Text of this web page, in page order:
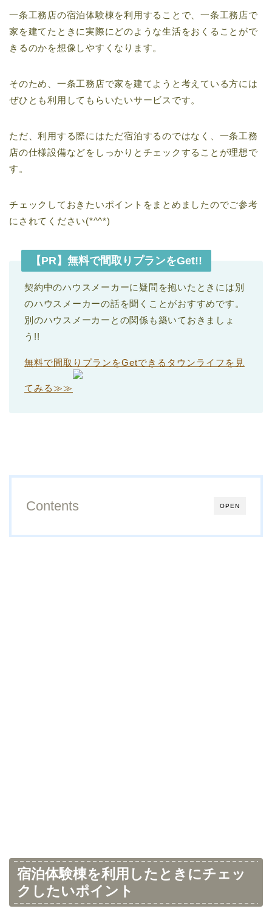
一条工務店の宿泊体験棟を利用することで、一条工務店で
家を建てたときに実際にどのような生活をおくることがで
きるのかを想像しやすくなります。
そのため、一条工務店で家を建てようと考えている方には
ぜひとも利用してもらいたいサービスです。
ただ、利用する際にはただ宿泊するのではなく、一条工務
店の仕様設備などをしっかりとチェックすることが理想で
す。
チェックしておきたいポイントをまとめましたのでご参考
にされてください(*^^*)
【PR】無料で間取りプランをGet!!
契約中のハウスメーカーに疑問を抱いたときには別
のハウスメーカーの話を聞くことがおすすめです。
別のハウスメーカーとの関係も築いておきましょ
う!!
無料で間取りプランをGetできるタウンライフを見
てみる≫≫
OPEN
Contents
宿泊体験棟を利用したときにチェッ
クしたいポイント